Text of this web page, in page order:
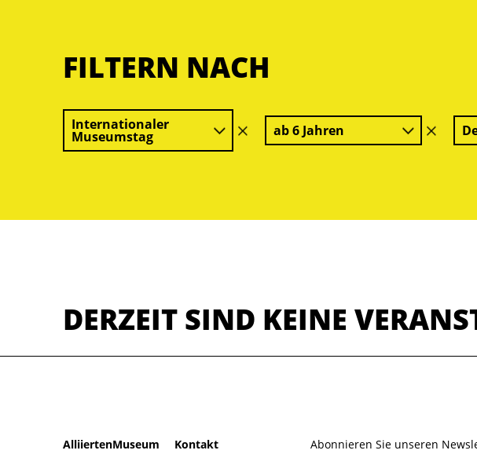
FILTERN NACH
Internationaler
Museumstag
Filter
löschen
ab 6 Jahren
Filter
löschen
DERZEIT SIND KEINE
AlliiertenMuseum
Kontakt
Abonnieren Sie unseren